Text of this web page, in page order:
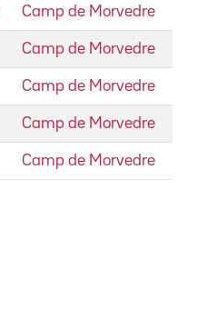
Camp de Morvedre
Camp de Morvedre
Camp de Morvedre
Camp de Morvedre
Camp de Morvedre